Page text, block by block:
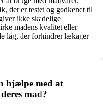
der er testet og godkendt til
ikke skadelige
madens kvalitet eller
låg, der forhindrer lækager
hjælpe med at
mad?